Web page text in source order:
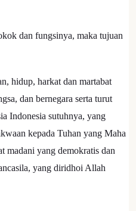
dan fungsinya, maka tujuan
hidup, harkat dan martabat
dan bernegara serta turut
Indonesia sutuhnya, yang
kepada Tuhan yang Maha
madani yang demokratis dan
yang diridhoi Allah